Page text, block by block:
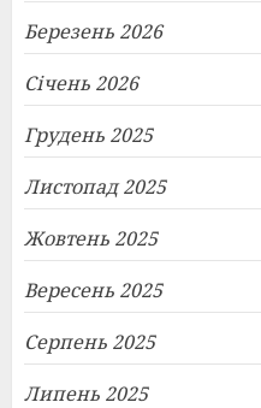
Березень 2026
Січень 2026
Грудень 2025
Листопад 2025
Жовтень 2025
Вересень 2025
Серпень 2025
Липень 2025